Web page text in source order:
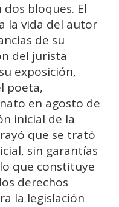
bloques. El
la vida del autor
de su
del jurista
exposición,
poeta,
en agosto de
inicial de la
que se trató
sin garantías
que constituye
derechos
la legislación